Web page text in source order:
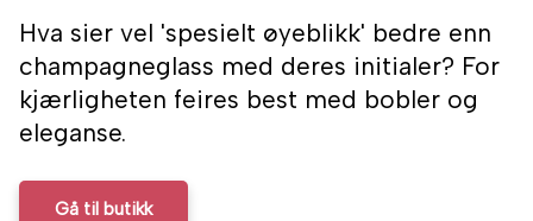
Hva sier vel 'spesielt øyeblikk' bedre enn
champagneglass med deres initialer? For
kjærligheten feires best med bobler og
eleganse.
Gå til butikk